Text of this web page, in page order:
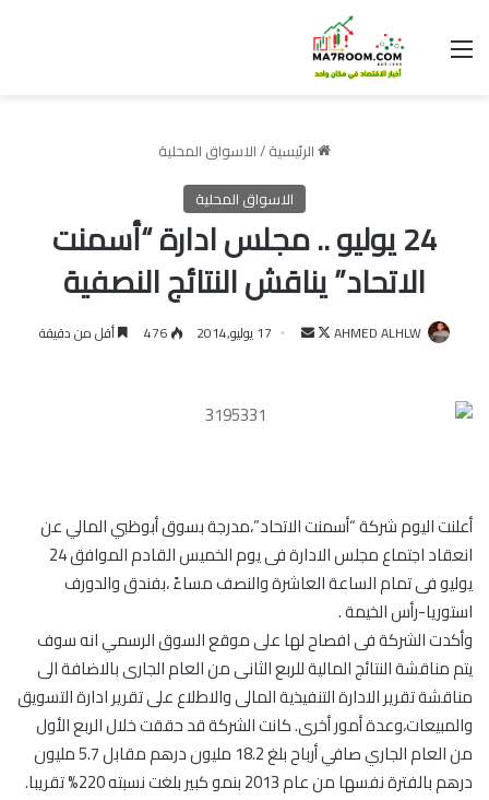
القائمة
الرئيسية/الاسواق المحلية
الاسواق المحلية
24 يوليو .. مجلس ادارة “أسمنت
الاتحاد” يناقش النتائج النصفية
AHMED ALHLW
تابعأرسل 17 يوليو,2014 476 أقل من دقيقة
أعلنت اليوم شركة “أسمنت الاتحاد”،مدرجة بسوق أبوظبي المالي عن
انعقاد اجتماع مجلس الادارة فى يوم الخميس القادم الموافق 24
يوليو فى تمام الساعة العاشرة والنصف مساءً ،بفندق والدورف
استوريا-رأس الخيمة .
وأكدت الشركة فى افصاح لها على موقع السوق الرسمي انه سوف
يتم مناقشة النتائج المالية للربع الثانى من العام الجارى بالاضافة الى
مناقشة تقرير الادارة التنفيذية المالى والاطلاع على تقرير ادارة التسويق
والمبيعات،وعدة أمور أخرى. كانت الشركة قد حققت خلال الربع الأول
من العام الجاري صافي أرباح بلغ 18.2 مليون درهم مقابل 5.7 مليون
درهم بالفترة نفسها من عام 2013 بنمو كبير بلغت نسبته 220% تقريبا.